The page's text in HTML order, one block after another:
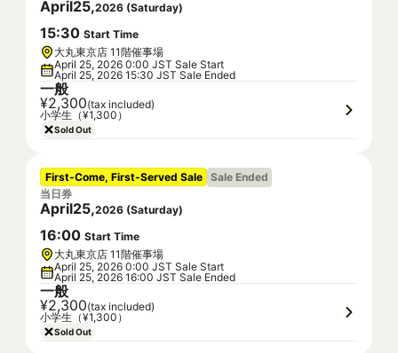
April25,2026 (Saturday)
15:30 Start Time
大丸東京店 11階催事場
April 25, 2026 0:00 JST Sale Start
April 25, 2026 15:30 JST Sale Ended
一般
¥2,300(tax included)
小学生（¥1,300）
Sold Out
First-Come, First-Served Sale Sale Ended
当日券
April25,2026 (Saturday)
16:00 Start Time
大丸東京店 11階催事場
April 25, 2026 0:00 JST Sale Start
April 25, 2026 16:00 JST Sale Ended
一般
¥2,300(tax included)
小学生（¥1,300）
Sold Out